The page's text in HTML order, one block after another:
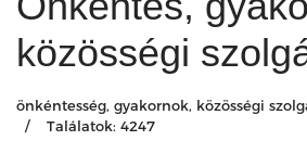
közösségi
önkéntesség, gyakornok, közösségi
Találatok: 4247